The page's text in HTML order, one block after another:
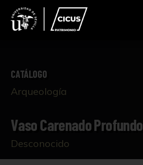
CATÁLOGO
Arqueología
Vaso Carenado Profundo
Desconocido